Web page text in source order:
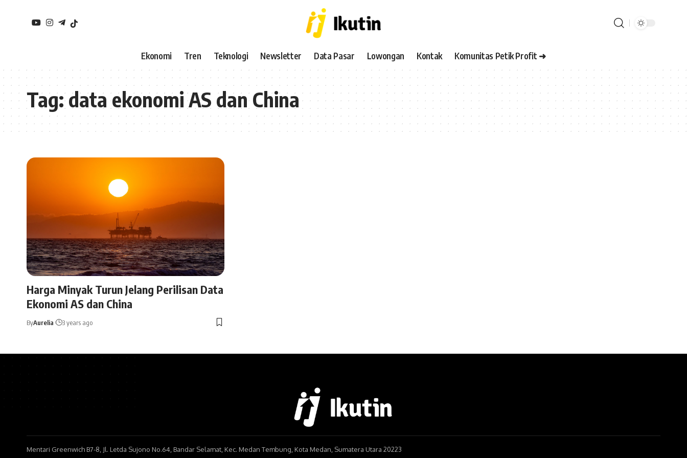
Ekonomi Tren Teknologi Newsletter Data Pasar Lowongan Kontak Komunitas Petik Profit ➜
Tag:data ekonomi AS dan China
Harga Minyak Turun Jelang Perilisan Data
Ekonomi AS dan China
ByAurelia 3 years ago
Mentari Greenwich B7-8, Jl. Letda Sujono No.64, Bandar Selamat, Kec. Medan Tembung, Kota Medan, Sumatera Utara 20223